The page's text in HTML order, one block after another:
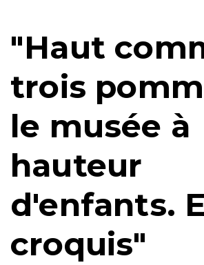
"Haut
trois
le musée à
hauteur
d'enfants.
croquis"